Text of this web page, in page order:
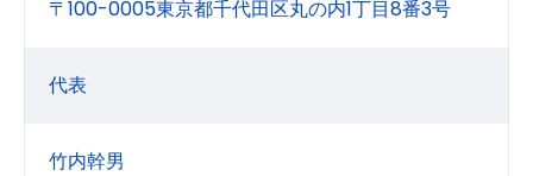
〒100-0005東京都千代田区丸の内1丁目8番3号
代表
竹内幹男